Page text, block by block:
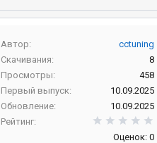
Автор
cctuning
Скачивания
8
Просмотры
458
Первый выпуск
10.09.2025
Обновление
10.09.2025
Рейтинг
Оценок: 0